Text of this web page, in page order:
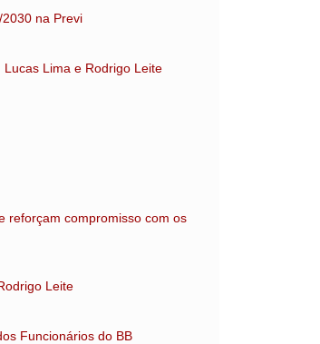
na Previ
Lima e Rodrigo Leite
reforçam compromisso com os
Leite
Funcionários do BB